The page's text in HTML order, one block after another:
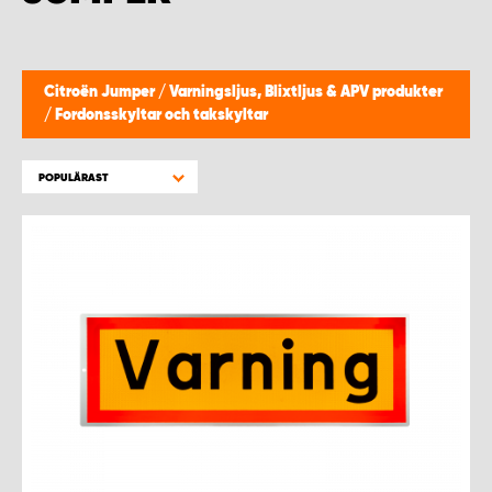
Citroën Jumper / Varningsljus, Blixtljus & APV produkter
/ Fordonsskyltar och takskyltar
POPULÄRAST
WORK SYSTEM HELSINGBORG
WORK SYSTEM JÖNKÖPING
WORK SYSTEM KARLSTAD
WORK SYSTEM KRISTIANSTAD
WORK SYSTEM LINKÖPING
WORK SYSTEM LULEÅ